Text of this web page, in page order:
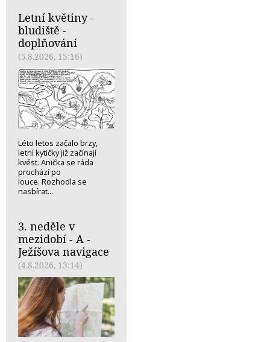
Letní květiny -
bludiště -
doplňování
(5.8.2026, 15:16)
Léto letos začalo brzy,
letní kytičky již začínají
kvést. Anička se ráda
prochází po
louce. Rozhodla se
nasbírat...
3. neděle v
mezidobí - A -
Ježíšova navigace
(4.8.2026, 13:14)